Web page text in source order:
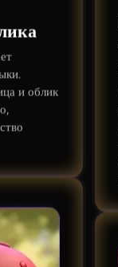
и облик